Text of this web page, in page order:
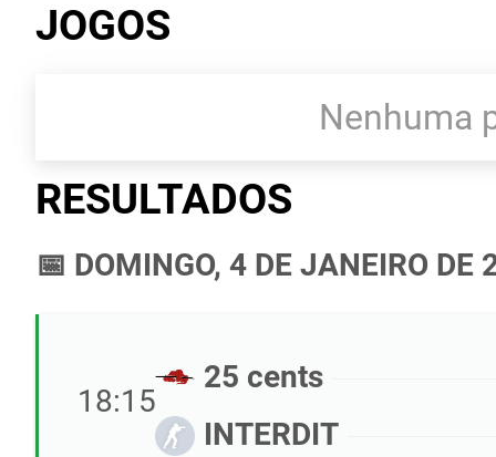
JOGOS
Nenhuma
RESULTADOS
📅 DOMINGO, 4 DE JANEIRO DE
18:15
25 cents
INTERDIT